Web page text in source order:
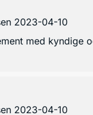
2023-04-10
med kyndige
2023-04-10